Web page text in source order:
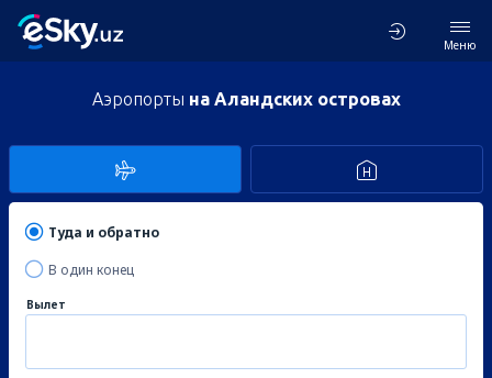
Меню
Аэропорты на Аландских островах
Туда и обратно
В один конец
Вылет